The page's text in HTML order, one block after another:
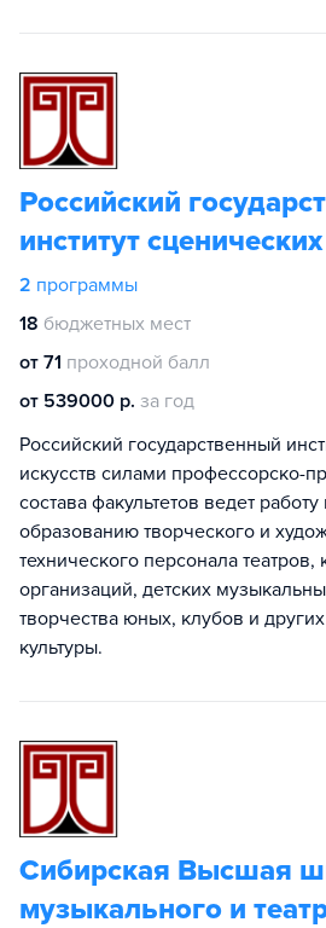
Российский
институт
2 программы
18 бюджетных мест
от 71 проходной балл
от 539000 р. за год
Российский государственный
искусств силами профессорско-
состава факультетов ведет
образованию творческого и
технического персонала театров,
организаций, детских
творчества юных, клубов и
культуры.
Сибирская Высшая
музыкального и